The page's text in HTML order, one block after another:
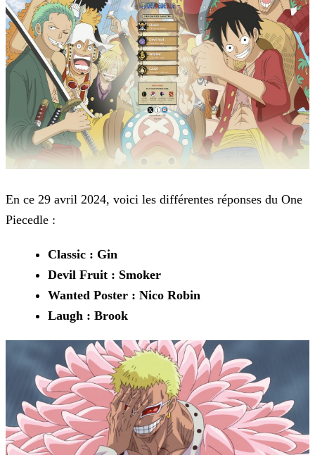
En ce 29 avril 2024, voici les différentes réponses du One
Piecedle :
Classic : Gin
Devil Fruit : Smoker
Wanted Poster : Nico Robin
Laugh : Brook